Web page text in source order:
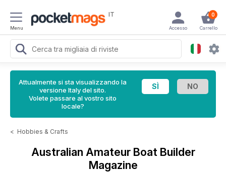
Menu
IT 0
Carrello
Accesso
Attualmente si sta visualizzando la
versione Italy del sito.
Volete passare al vostro sito
locale?
< Hobbies & Crafts
Australian Amateur Boat Builder
Magazine